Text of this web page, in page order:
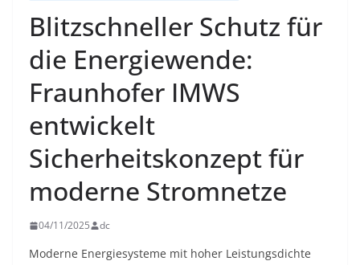
Blitzschneller Schutz für
die Energiewende:
Fraunhofer IMWS
entwickelt
Sicherheitskonzept für
moderne Stromnetze
04/11/2025 dc
Moderne Energiesysteme mit hoher Leistungsdichte